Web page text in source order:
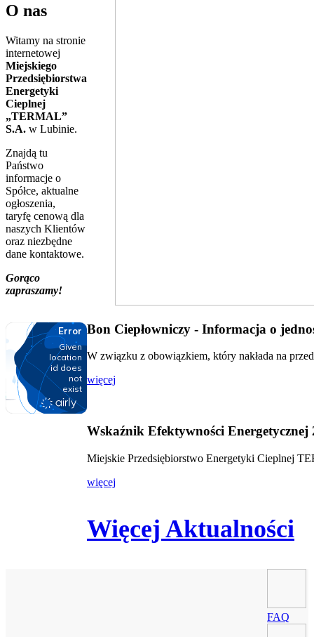
O nas
Witamy na stronie
internetowej
Miejskiego
Przedsiębiorstwa
Energetyki
Cieplnej
„TERMAL”
S.A. w Lubinie.
Znajdą tu
Państwo
informacje o
Spółce, aktualne
ogłoszenia,
taryfę cenową dla
naszych Klientów
oraz niezbędne
dane kontaktowe.
Gorąco
zapraszamy!
Bon Ciepłowniczy - Informacja o
W związku z obowiązkiem, który nakłada na
więcej
Wskaźnik Efektywności Energetycznej
Miejskie Przedsiębiorstwo Energetyki Cieplnej
więcej
Więcej Aktualności
FAQ